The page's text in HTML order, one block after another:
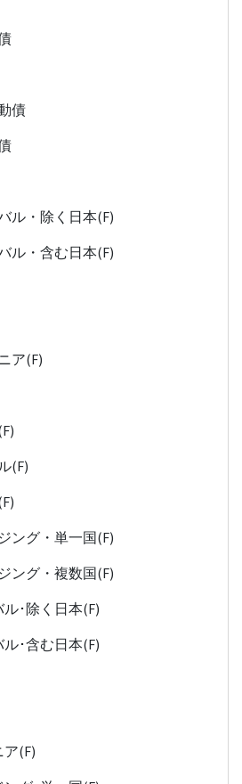
債
ル・除く日本(F)
ル・含む日本(F)
ア(F)
(F)
ング・単一国(F)
ング・複数国(F)
･除く日本(F)
･含む日本(F)
(F)